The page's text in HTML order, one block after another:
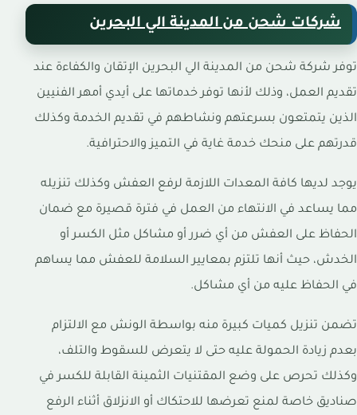
شركات شحن من المدينة الي البحرين
توفر شركة شحن من المدينة الي البحرين الإتقان والكفاءة عند
تقديم العمل، وذلك لأنها توفر خدماتها على أيدي أمهر الفنيين
الذين يتمتعون بسرعتهم ونشاطهم في تقديم الخدمة وكذلك
قدرتهم على منحك خدمة غاية في التميز والاحترافية.
يوجد لديها كافة المعدات اللازمة لرفع العفش وكذلك تنزيله
مما يساعد في الانتهاء من العمل في فترة قصيرة مع ضمان
الحفاظ على العفش من أي ضرر أو مشاكل مثل الكسر أو
الخدش، حيث أنها تلتزم بمعايير السلامة للعفش مما يساهم
في الحفاظ عليه من أي مشاكل.
تضمن تنزيل كميات كبيرة منه بواسطة الونش مع الالتزام
بعدم زيادة الحمولة عليه حتى لا يتعرض للسقوط والتلف،
وكذلك تحرص على وضع المقتنيات الثمينة القابلة للكسر في
صناديق خاصة لمنع تعرضها للاحتكاك أو الانزلاق أثناء الرفع